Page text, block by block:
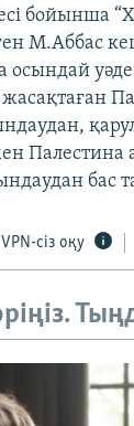
бойынша
М.Аббас
осындай
Палестина
бас
VPN-сіз оқу